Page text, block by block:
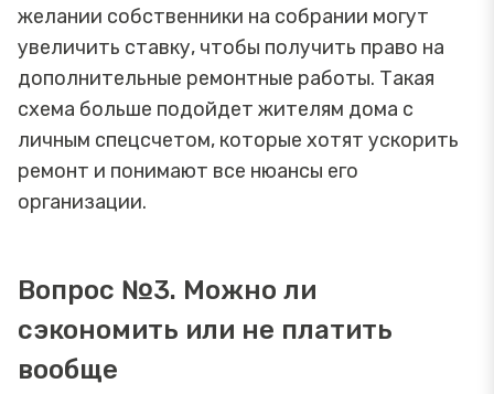
желании собственники на собрании могут
увеличить ставку, чтобы получить право на
дополнительные ремонтные работы. Такая
схема больше подойдет жителям дома с
личным спецсчетом, которые хотят ускорить
ремонт и понимают все нюансы его
организации.
Вопрос №3. Можно ли
сэкономить или не платить
вообще